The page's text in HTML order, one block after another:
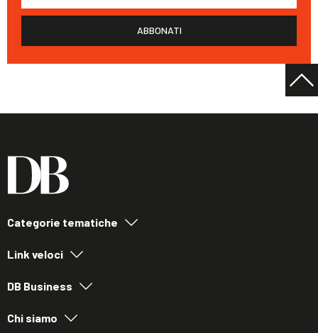
ABBONATI
Categorie tematiche
Link veloci
DB Business
Chi siamo